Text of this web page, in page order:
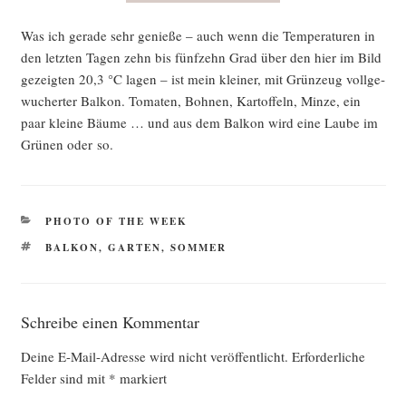
Was ich gera­de sehr genie­ße – auch wenn die Tem­pe­ra­tu­ren in
den letz­ten Tagen zehn bis fünf­zehn Grad über den hier im Bild
gezeig­ten 20,3 °C lagen – ist mein klei­ner, mit Grün­zeug voll­ge­
wu­cher­ter Bal­kon. Toma­ten, Boh­nen, Kar­tof­feln, Min­ze, ein
paar klei­ne Bäu­me … und aus dem Bal­kon wird eine Lau­be im
Grü­nen oder so.
KATEGORIEN
PHOTO OF THE WEEK
SCHLAGWÖRTER
BALKON, GARTEN, SOMMER
Schreibe einen Kommentar
Deine E-Mail-Adresse wird nicht veröffentlicht. Erforderliche
Felder sind mit * markiert